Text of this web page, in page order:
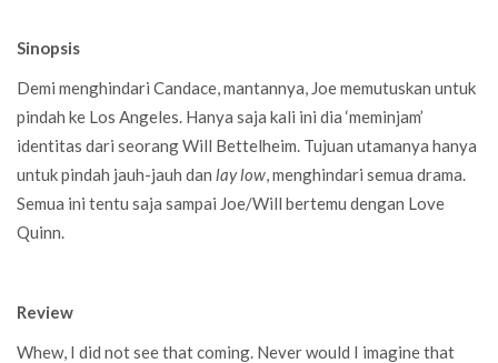
Sinopsis
Demi menghindari Candace, mantannya, Joe memutuskan untuk
pindah ke Los Angeles. Hanya saja kali ini dia ‘meminjam’
identitas dari seorang Will Bettelheim. Tujuan utamanya hanya
untuk pindah jauh-jauh dan lay low, menghindari semua drama.
Semua ini tentu saja sampai Joe/Will bertemu dengan Love
Quinn.
Review
Whew, I did not see that coming. Never would I imagine that